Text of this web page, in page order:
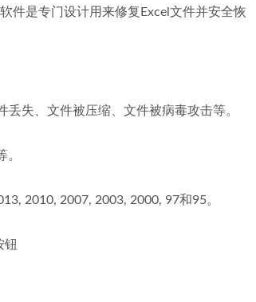
件是专门设计用来修复Excel文件并安全恢
失、文件被压缩、文件被病毒攻击等。
2010, 2007, 2003, 2000, 97和95。
钮